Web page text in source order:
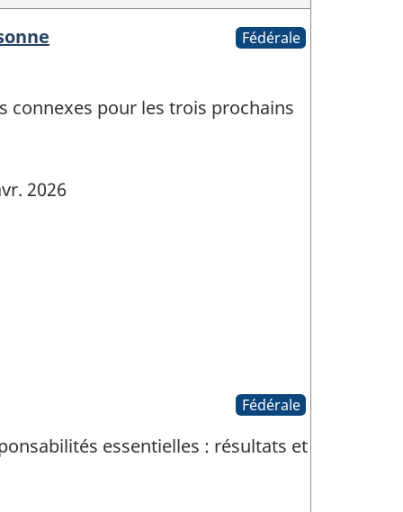
Fédérale
connexes pour les trois prochains
2026
Fédérale
essentielles : résultats et